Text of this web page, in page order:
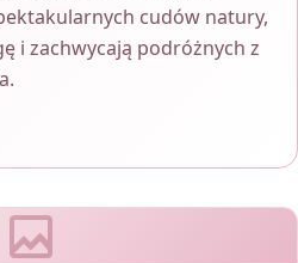
cudów natury,
i zachwycają podróżnych z